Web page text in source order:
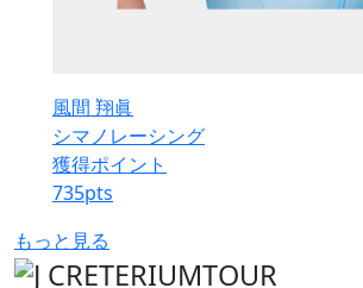
風間 翔眞
シマノレーシング
獲得ポイント
735pts
もっと見る